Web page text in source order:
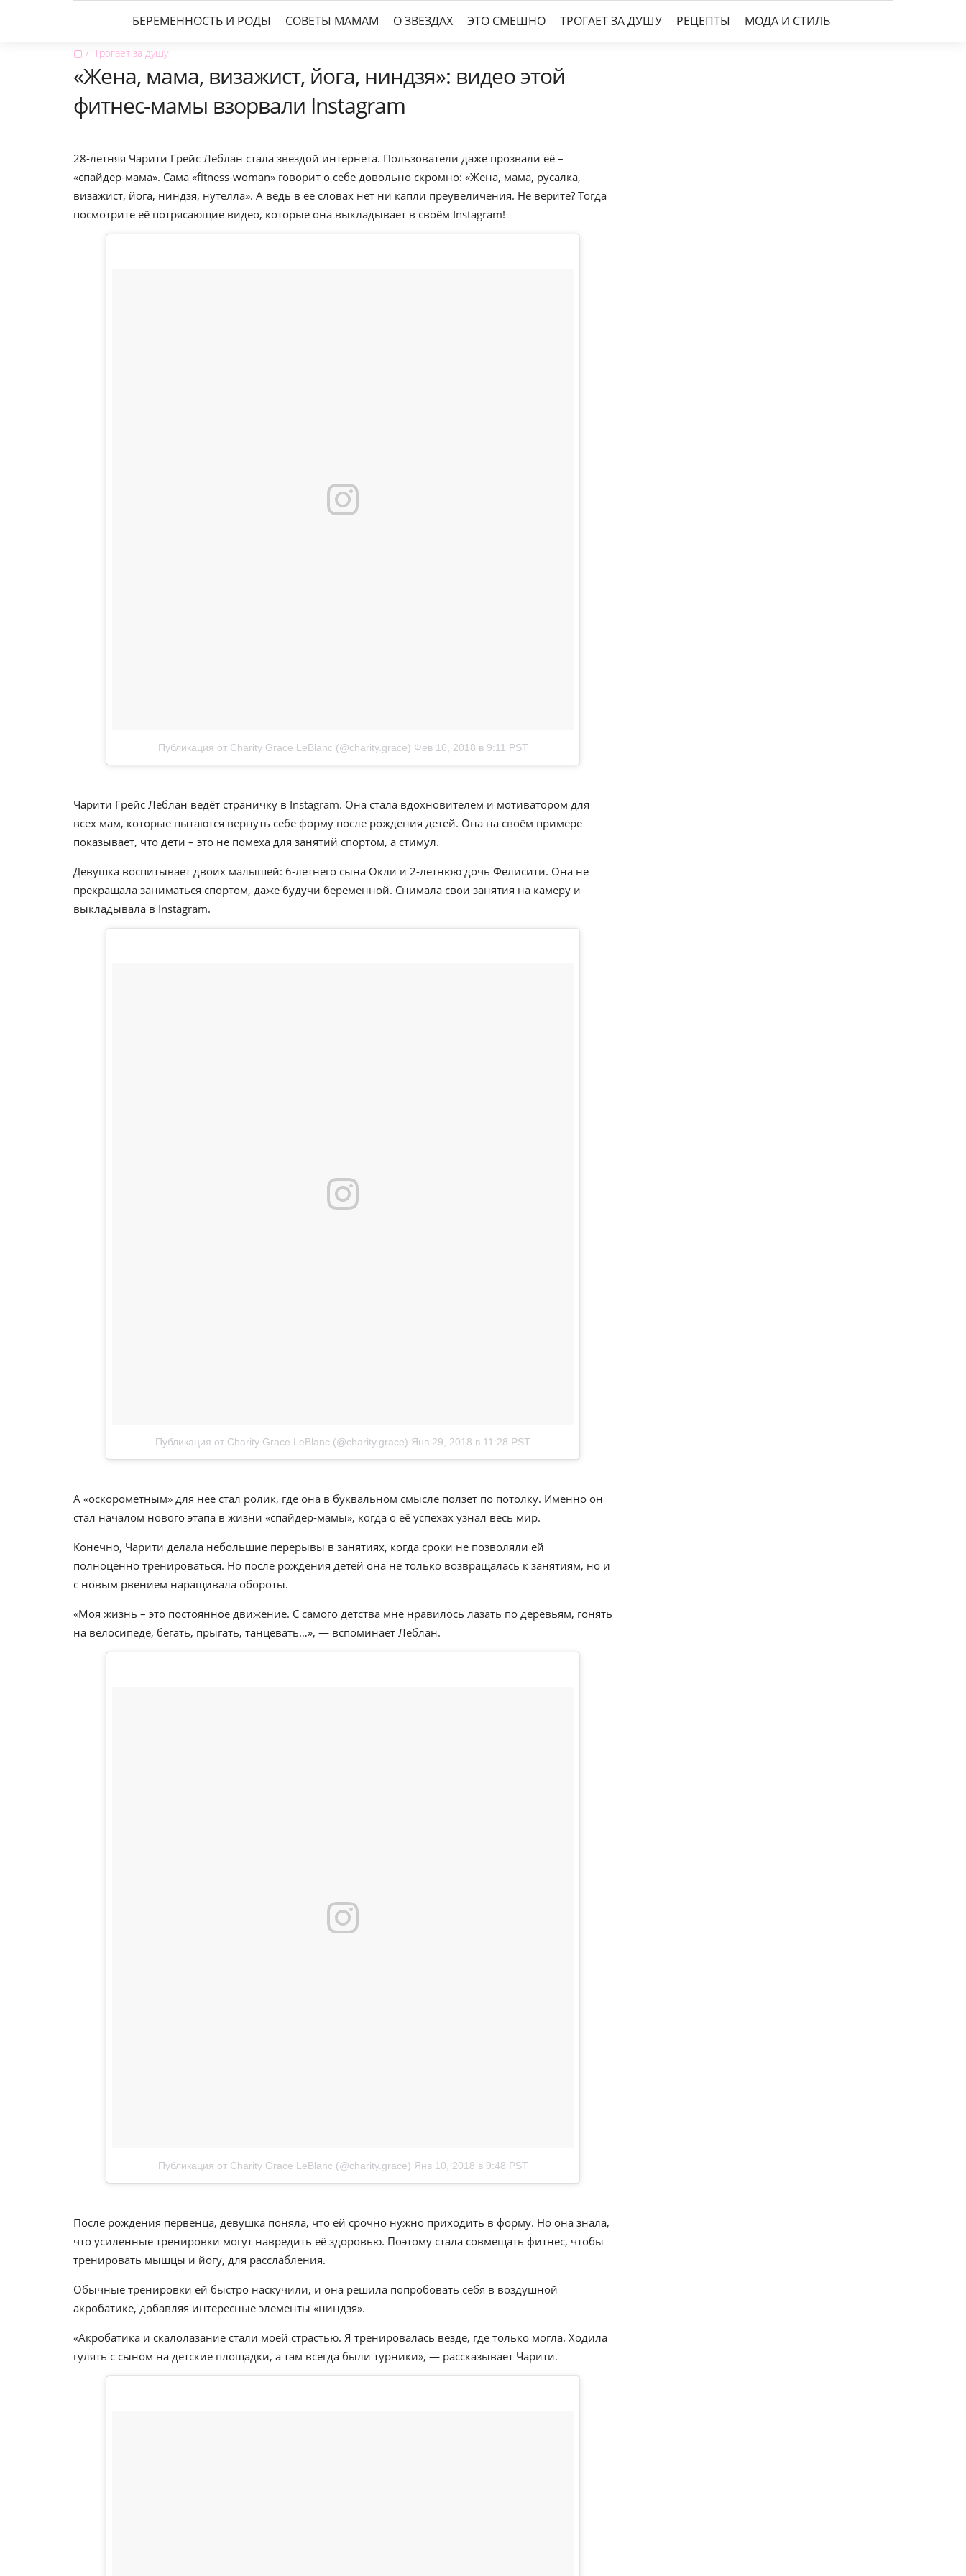
БЕРЕМЕННОСТЬ И РОДЫ СОВЕТЫ МАМАМ О ЗВЕЗДАХ ЭТО СМЕШНО ТРОГАЕТ ЗА ДУШУ РЕЦЕПТЫ МОДА И СТИЛЬ
▢ Трогает за душу
«Жена, мама, визажист, йога, ниндзя»: видео этой
фитнес-мамы взорвали Instagram
28-летняя Чарити Грейс Леблан стала звездой интернета. Пользователи даже прозвали её –
«спайдер-мама». Сама «fitness-woman» говорит о себе довольно скромно: «Жена, мама, русалка,
визажист, йога, ниндзя, нутелла». А ведь в её словах нет ни капли преувеличения. Не верите? Тогда
посмотрите её потрясающие видео, которые она выкладывает в своём Instagram!
Публикация от Charity Grace LeBlanc (@charity.grace) Фев 16, 2018 в 9:11 PST
Чарити Грейс Леблан ведёт страничку в Instagram. Она стала вдохновителем и мотиватором для
всех мам, которые пытаются вернуть себе форму после рождения детей. Она на своём примере
показывает, что дети – это не помеха для занятий спортом, а стимул.
Девушка воспитывает двоих малышей: 6-летнего сына Окли и 2-летнюю дочь Фелисити. Она не
прекращала заниматься спортом, даже будучи беременной. Снимала свои занятия на камеру и
выкладывала в Instagram.
Публикация от Charity Grace LeBlanc (@charity.grace) Янв 29, 2018 в 11:28 PST
А «оскоромётным» для неё стал ролик, где она в буквальном смысле ползёт по потолку. Именно он
стал началом нового этапа в жизни «спайдер-мамы», когда о её успехах узнал весь мир.
Конечно, Чарити делала небольшие перерывы в занятиях, когда сроки не позволяли ей
полноценно тренироваться. Но после рождения детей она не только возвращалась к занятиям, но и
с новым рвением наращивала обороты.
«Моя жизнь – это постоянное движение. С самого детства мне нравилось лазать по деревьям, гонять
на велосипеде, бегать, прыгать, танцевать…», — вспоминает Леблан.
Публикация от Charity Grace LeBlanc (@charity.grace) Янв 10, 2018 в 9:48 PST
После рождения первенца, девушка поняла, что ей срочно нужно приходить в форму. Но она знала,
что усиленные тренировки могут навредить её здоровью. Поэтому стала совмещать фитнес, чтобы
тренировать мышцы и йогу, для расслабления.
Обычные тренировки ей быстро наскучили, и она решила попробовать себя в воздушной
акробатике, добавляя интересные элементы «ниндзя».
«Акробатика и скалолазание стали моей страстью. Я тренировалась везде, где только могла. Ходила
гулять с сыном на детские площадки, а там всегда были турники», — рассказывает Чарити.